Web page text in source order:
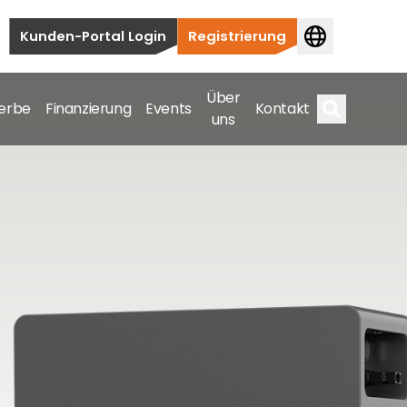
Kunden-Portal Login Registrierung
Finanzierung Events
Über
uns
Kontakt
Spektrum ab.
hin zu kommerziellen und versorgungstechnischen